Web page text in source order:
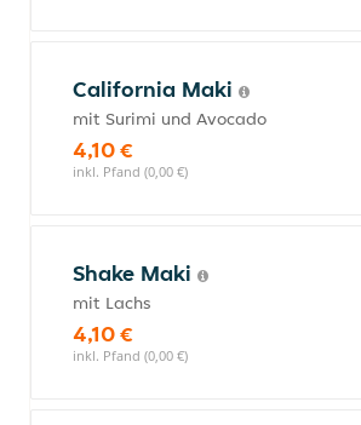
California Maki
mit Surimi und Avocado
4,10 €
inkl. Pfand (0,00 €)
Shake Maki
mit Lachs
4,10 €
inkl. Pfand (0,00 €)